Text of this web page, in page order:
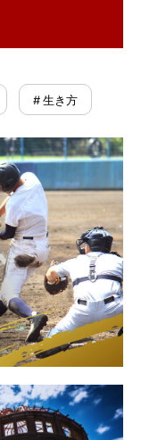
# 生き方